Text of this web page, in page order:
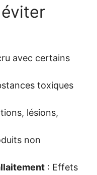
avec certains
toxiques
lésions,
non
: Effets